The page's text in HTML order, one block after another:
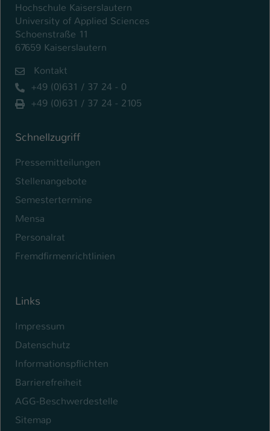
Hochschule Kaiserslautern
University of Applied Sciences
Schoenstraße 11
67659 Kaiserslautern
Kontakt
+49 (0)631 / 37 24 - 0
+49 (0)631 / 37 24 - 2105
Schnellzugriff
Pressemitteilungen
Stellenangebote
Semestertermine
Mensa
Personalrat
Fremdfirmenrichtlinien
Links
Impressum
Datenschutz
Informationspflichten
Barrierefreiheit
AGG-Beschwerdestelle
Sitemap